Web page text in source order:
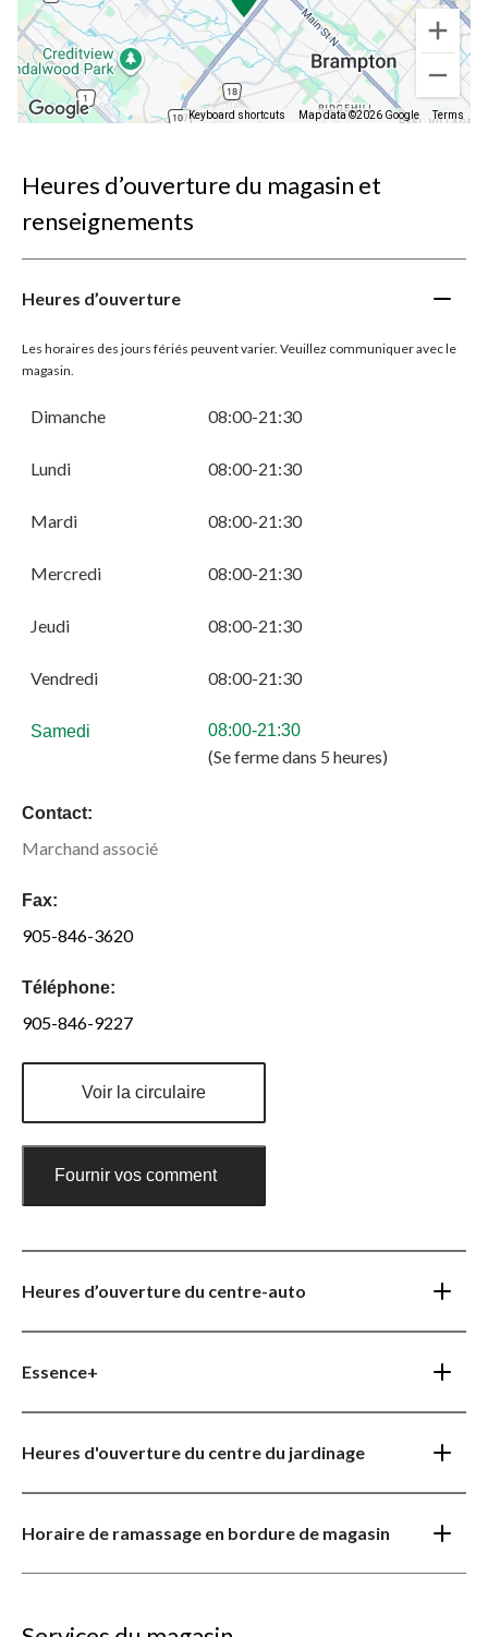
Keyboard shortcuts Map data ©2026 Google Terms
Heures d’ouverture du magasin et
renseignements
Heures d’ouverture
Les horaires des jours fériés peuvent varier. Veuillez communiquer avec le
magasin.
Dimanche 08:00-21:30
Lundi 08:00-21:30
Mardi 08:00-21:30
Mercredi 08:00-21:30
Jeudi 08:00-21:30
Vendredi 08:00-21:30
Samedi 08:00-21:30
(Se ferme dans 5 heures)
Contact:
Marchand associé
Fax:
905-846-3620
Téléphone:
905-846-9227
Voir la circulaire
Fournir vos commentaires
Heures d’ouverture du centre-auto
Essence+
Heures d'ouverture du centre du jardinage
Horaire de ramassage en bordure de magasin